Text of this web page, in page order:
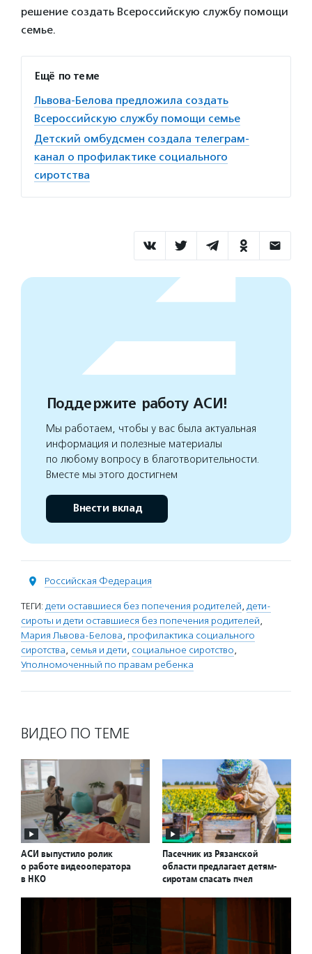
решение создать Всероссийскую службу помощи
семье.
Ещё по теме
Львова-Белова предложила создать
Всероссийскую службу помощи семье
Детский омбудсмен создала телеграм-
канал о профилактике социального
сиротства
Поддержите работу АСИ!
Мы работаем, чтобы у вас была актуальная
информация и полезные материалы
по любому вопросу в благотворительности.
Вместе мы этого достигнем
Внести вклад
Российская Федерация
ТЕГИ: дети оставшиеся без попечения родителей, дети-
сироты и дети оставшиеся без попечения родителей,
Мария Львова-Белова, профилактика социального
сиротства, семья и дети, социальное сиротство,
Уполномоченный по правам ребенка
ВИДЕО ПО ТЕМЕ
АСИ выпустило ролик
о работе видеооператора
в НКО
Пасечник из Рязанской
области предлагает детям-
сиротам спасать пчел